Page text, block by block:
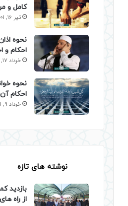
کامل و
تیر 16, 1401
نحوه
احکام و
خرداد 17, 1401
نحوه
احکام آن
خرداد 9, 1401
نوشته های تازه
بازدید
از راه